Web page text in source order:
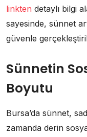
linkten detaylı bilgi
sayesinde, sünnet
güvenle
Sünnetin
Boyutu
Bursa’da sünnet,
zamanda derin